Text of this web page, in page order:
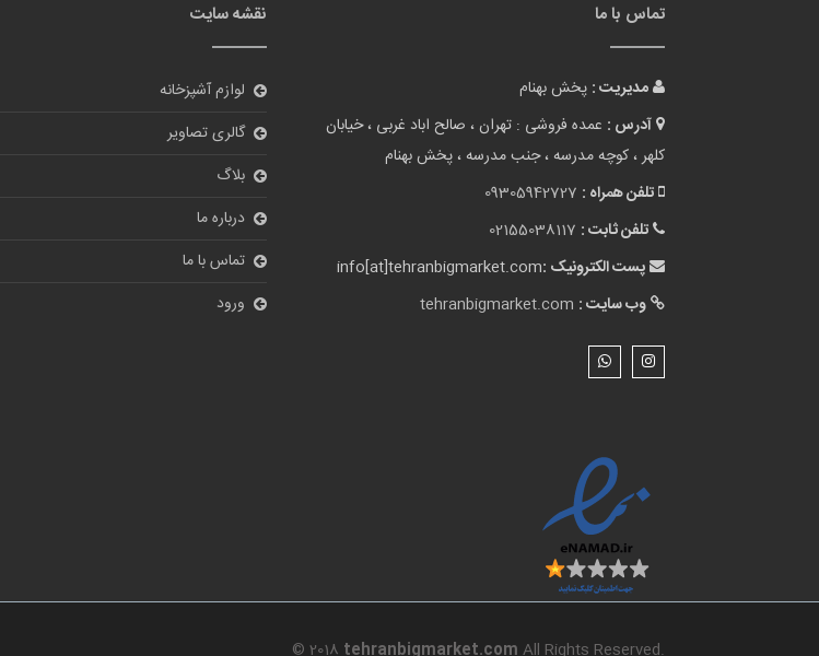
تماس با ما
مدیریت : پخش بهنام
آدرس : عمده فروشی : تهران ، صالح اباد غربی ، خیابان
کلهر ، کوچه مدرسه ، جنب مدرسه ، پخش بهنام
تلفن همراه : 09305942727
تلفن ثابت : 02155038117
پست الکترونیک :info[at]tehranbigmarket.com
وب سایت : tehranbigmarket.com
نقشه سایت
لوازم آشپزخانه
گالری تصاویر
بلاگ
درباره ما
تماس با ما
ورود